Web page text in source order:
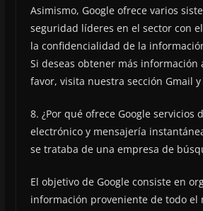
Asimismo, Google ofrece varios
seguridad líderes en el sector con
la confidencialidad de la
Si deseas obtener más información
favor, visita nuestra sección Gmail
8. ¿Por qué ofrece Google servicios
electrónico y mensajería
se trataba de una empresa de
El objetivo de Google consiste en
información proveniente de todo el